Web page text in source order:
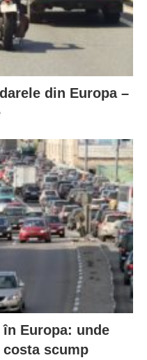
din Europa –
Europa: unde
scump